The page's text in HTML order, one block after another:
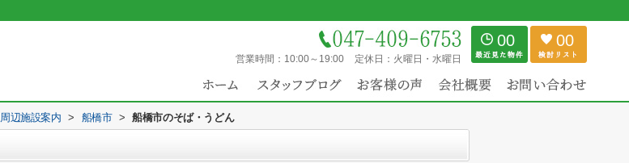
営業時間： 10:00～19:00 定休日： 火曜日・水曜日
00 00
周辺施設案内 > 船橋市 > 船橋市のそば・うどん